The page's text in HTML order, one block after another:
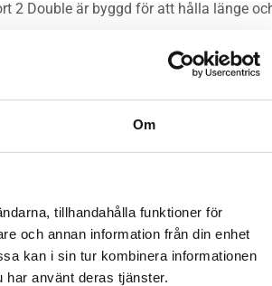
Om
tillhandahålla funktioner för
och annan information från din enhet
kan i sin tur kombinera informationen
har använt deras tjänster.
2 Double är byggd för att hålla länge